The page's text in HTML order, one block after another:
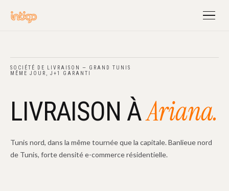
SOCIÉTÉ DE LIVRAISON — GRAND TUNIS
MÊME JOUR, J+1 GARANTI
LIVRAISON ÀAriana.
Tunis nord, dans la même tournée que la capitale. Banlieue nord
de Tunis, forte densité e-commerce résidentielle.